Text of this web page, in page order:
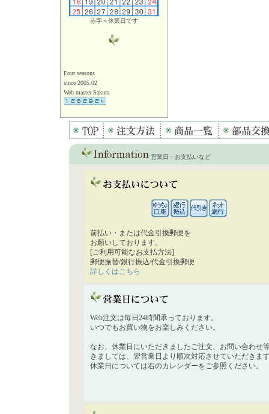
赤字＝休業日です
Four seasons
since 2005.02
Web master Sakura
営業日・お支払いなど
前払い・または代金引換郵便を
お願いしております。
[ご利用可能なお支払方法]
郵便振替/銀行振込/代金引換郵便
詳しくはこちら
Web注文は毎日24時間承っております。
いつでもお買い物をお楽しみください。
なお、休業日にいただきましたご注文、お問い合わせ
きましては、翌営業日より順次対応させていただきま
休業日については右のカレンダーをご参照ください。